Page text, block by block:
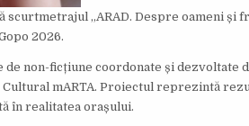
scurtmetrajul „ARAD. Despre oameni
2026.
de non-ficțiune coordonate și
mARTA. Proiectul reprezintă
în realitatea orașului.